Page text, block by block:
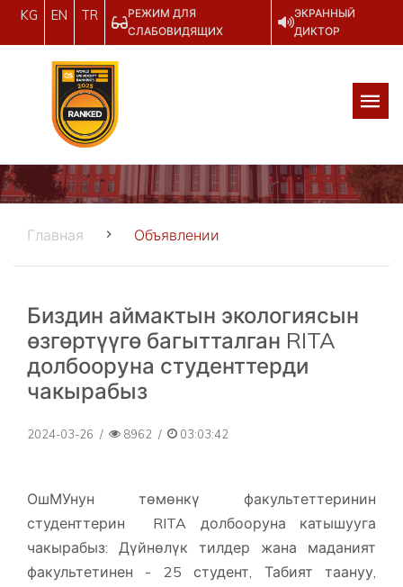
KG EN TR
РЕЖИМ ДЛЯ
СЛАБОВИДЯЩИХ
ЭКРАННЫЙ
ДИКТОР
Главная Объявлении
Биздин аймактын экологиясын
өзгөртүүгө багытталган RITA
долбооруна студенттерди
чакырабыз
2024-03-26 / 8962 / 03:03:42
ОшМУнун төмөнкү факультеттеринин
студенттерин RITA долбооруна катышууга
чакырабыз: Дүйнөлүк тилдер жана маданият
факультетинен - 25 студент, Табият таануу,